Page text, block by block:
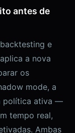
antes de
e
a nova
os
mode, a
política ativa —
tempo real,
Ambas